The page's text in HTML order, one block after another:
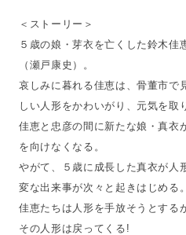
＜ストーリー＞
５歳の娘・芽衣を亡くした鈴木佳
（瀬戸康史）。
哀しみに暮れる佳恵は、骨董市で
しい人形をかわいがり、元気を取
佳恵と忠彦の間に新たな娘・真衣
を向けなくなる。
やがて、５歳に成長した真衣が人
変な出来事が次々と起きはじめる。
佳恵たちは人形を手放そうとする
その人形は戻ってくる!